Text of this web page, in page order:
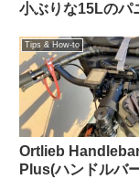
小ぶりな15Lのパ
い方に向いてい
Tips & How-to
Ortlieb
Plus(ハンドルバ